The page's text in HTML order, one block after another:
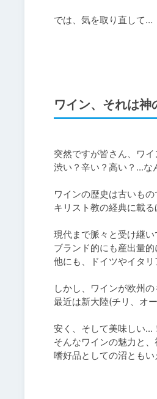
では、気を取り直して…
ワイン、それは神
突然ですが皆さん、ワ
渋い？辛い？高い？...な
ワインの歴史は古いもの
キリスト教の経典に載る
現代まで脈々と受け継
ブランド的にも産出量的
他にも、ドイツやイタ
しかし、ワインが欧州
最近は新大陸(チリ、オ
安く、そして美味しい...
そんなワインの魅力と
嗜好品としての沼とも